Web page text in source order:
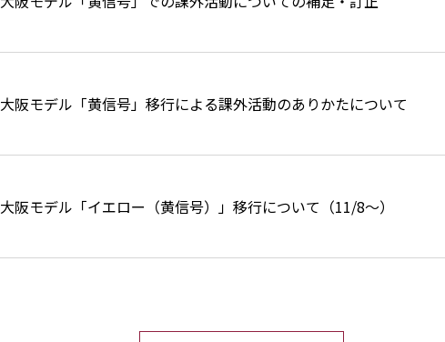
大阪モデル「黄信号」移行による課外活動のありかたについて
​大阪モデル「イエロー（黄信号）」移行について（11/8～）